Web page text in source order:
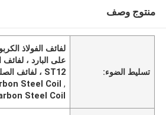
منتوج وصف
تسليط الضوء:
لفائف الفولاذ
على البارد ، لفائف
ST12 ، لفائف الصلب الكربوني 30 مم
,
Steel Coil
Steel Coil